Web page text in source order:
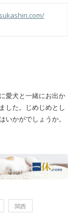
愛犬と一緒にお出か
した。じめじめとし
かがでしょうか。
関西